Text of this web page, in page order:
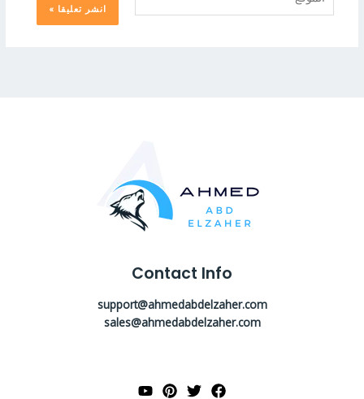
Contact Info
support@ahmedabdelzaher.com
sales@ahmedabdelzaher.com